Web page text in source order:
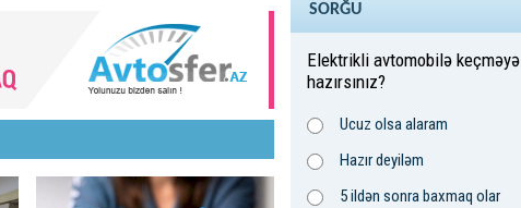
SORĞU
Elektrikli avtomobilə keçməyə
hazırsınız?
Ucuz olsa alaram
Hazır deyiləm
5 ildən sonra baxmaq olar